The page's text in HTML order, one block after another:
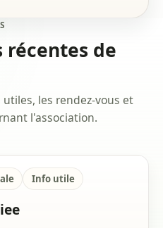
de
les rendez-vous et
l'association.
Info utile